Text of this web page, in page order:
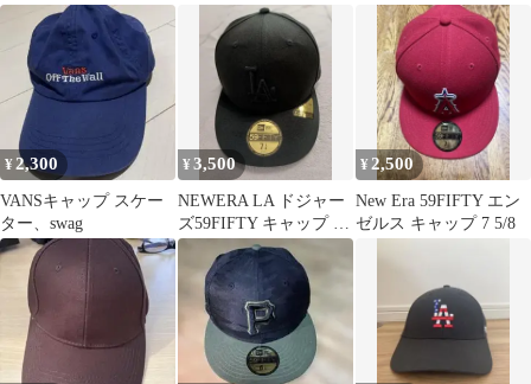
¥2,300
VANSキャップ スケー
ター、swag
¥3,500
NEWERA LA ドジャー
ズ59FIFTY キャップ ブ
ラック 58.7cm
¥ 2,500
New Era 59FIFTY エン
ゼルス キャップ 7 5/8